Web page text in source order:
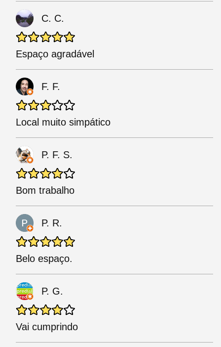
C. C.
Espaço agradável
F. F.
Local muito simpático
P. F. S.
Bom trabalho
P. R.
Belo espaço.
P. G.
Vai cumprindo